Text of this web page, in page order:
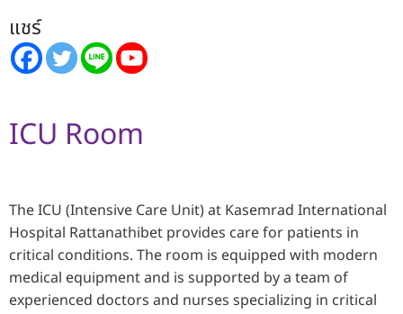
แชร์
ICU Room
The ICU (Intensive Care Unit) at Kasemrad International
Hospital Rattanathibet provides care for patients in
critical conditions. The room is equipped with modern
medical equipment and is supported by a team of
experienced doctors and nurses specializing in critical